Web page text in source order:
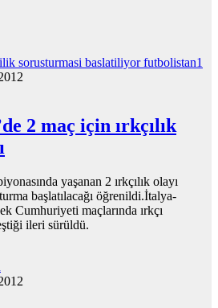
2 maç için ırkçılık
yaşanan 2 ırkçılık olayı
başlatılacağı öğrenildi.İtalya-
Cumhuriyeti maçlarında ırkçı
ileri sürüldü.